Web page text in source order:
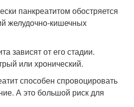
панкреатитом обостряется
желудочно-кишечных
зависят от его стадии.
или хронический.
способен спровоцировать
А это большой риск для